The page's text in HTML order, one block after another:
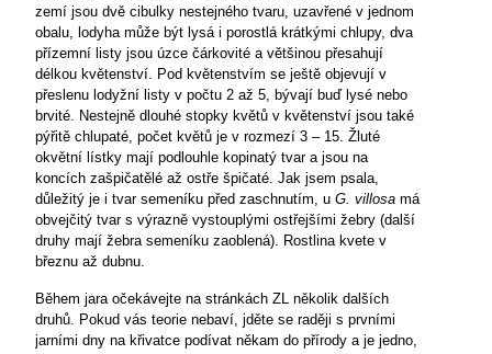
zemí jsou dvě cibulky nestejného tvaru, uzavřené v jednom
obalu, lodyha může být lysá i porostlá krátkými chlupy, dva
přízemní listy jsou úzce čárkovité a většinou přesahují
délkou květenství. Pod květenstvím se ještě objevují v
přeslenu lodyžní listy v počtu 2 až 5, bývají buď lysé nebo
brvité. Nestejně dlouhé stopky květů v květenství jsou také
pýřitě chlupaté, počet květů je v rozmezí 3 – 15. Žluté
okvětní lístky mají podlouhle kopinatý tvar a jsou na
koncích zašpičatělé až ostře špičaté. Jak jsem psala,
důležitý je i tvar semeníku před zaschnutím, u G. villosa má
obvejčitý tvar s výrazně vystouplými ostřejšími žebry (další
druhy mají žebra semeníku zaoblená). Rostlina kvete v
březnu až dubnu.
Během jara očekávejte na stránkách ZL několik dalších
druhů. Pokud vás teorie nebaví, jděte se raději s prvními
jarními dny na křivatce podívat někam do přírody a je jedno,